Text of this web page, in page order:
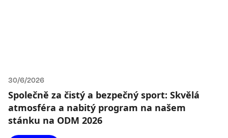
30/6/2026
Společně za čistý a bezpečný sport: Skvělá
atmosféra a nabitý program na našem
stánku na ODM 2026